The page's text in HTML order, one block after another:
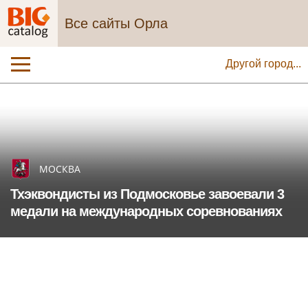
Все сайты Орла
Другой город...
МОСКВА
Тхэквондисты из Подмосковье завоевали 3
медали на международных соревнованиях